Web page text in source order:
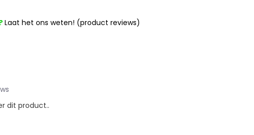
Laat het ons weten! (product reviews)
dit product..